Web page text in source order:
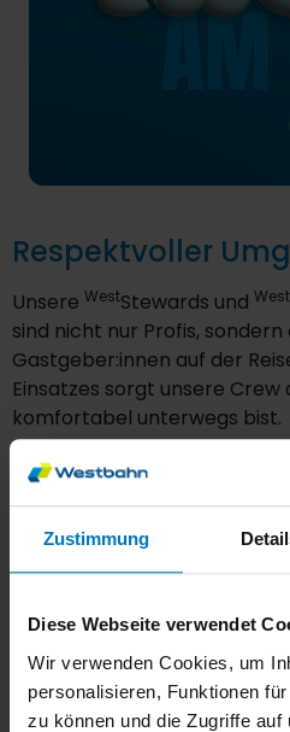
Zustimmung
Diese Webseite verwendet
Wir verwenden Cookies, um
personalisieren, Funktionen
zu können und die Zugriffe auf
Respektvoller
Unsere WestStewards und West
sind nicht nur Profis, sondern
Gastgeber:innen auf der
Einsatzes sorgt unsere Crew
komfortabel unterwegs bist.
Wir laden dich ein, nicht nur
Gemeinsam machen wir
Erinnerung bleibt.